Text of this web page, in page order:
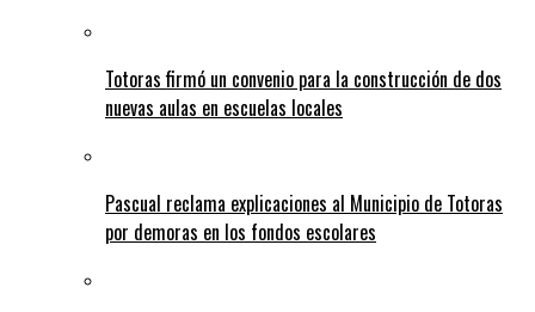
Totoras firmó un convenio para la construcción de dos
nuevas aulas en escuelas locales
Pascual reclama explicaciones al Municipio de Totoras
por demoras en los fondos escolares